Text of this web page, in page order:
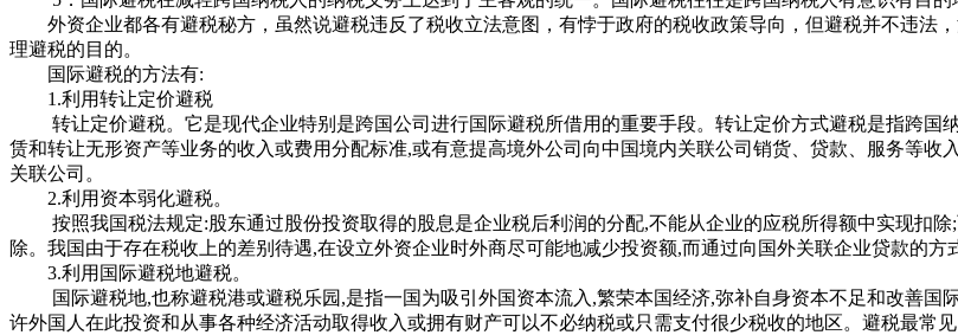
外资企业都各有避税秘方，虽然说避税违反了税收立法意图，有悖于政府的税收政策导向，但避税并不违法
理避税的目的。
国际避税的方法有:
1.利用转让定价避税
转让定价避税。它是现代企业特别是跨国公司进行国际避税所借用的重要手段。转让定价方式避税是指跨国
赁和转让无形资产等业务的收入或费用分配标准,或有意提高境外公司向中国境内关联公司销货、贷款、服务等
关联公司。
2.利用资本弱化避税。
按照我国税法规定:股东通过股份投资取得的股息是企业税后利润的分配,不能从企业的应税所得额中实现扣除
除。我国由于存在税收上的差别待遇,在设立外资企业时外商尽可能地减少投资额,而通过向国外关联企业贷款的方
3.利用国际避税地避税。
国际避税地,也称避税港或避税乐园,是指一国为吸引外国资本流入,繁荣本国经济,弥补自身资本不足和改善国
许外国人在此投资和从事各种经济活动取得收入或拥有财产可以不必纳税或只需支付很少税收的地区。避税最常